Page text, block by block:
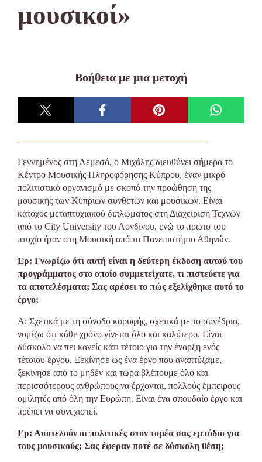
μουσικοί»
Βοήθεια με μια μετοχή
Γεννημένος στη Λεμεσό, ο Μιχάλης διευθύνει σήμερα το
Κέντρο Μουσικής Πληροφόρησης Κύπρου, έναν μικρό
πολιτιστικό οργανισμό με σκοπό την προώθηση της
μουσικής των Κύπριων συνθετών και μουσικών. Είναι
κάτοχος μεταπτυχιακού διπλώματος στη Διαχείριση Τεχνών
από το City University του Λονδίνου, ενώ το πρώτο του
πτυχίο ήταν στη Μουσική από το Πανεπιστήμιο Αθηνών.
Ερ: Γνωρίζω ότι αυτή είναι η δεύτερη έκδοση αυτού του
προγράμματος στο οποίο συμμετείχατε, τι πιστεύετε για
τα αποτελέσματα; Σας αρέσει το πώς εξελίχθηκε αυτό το
έργο;
Α: Σχετικά με τη σύνοδο κορυφής, σχετικά με το συνέδριο,
νομίζω ότι κάθε χρόνο γίνεται όλο και καλύτερο. Είναι
δύσκολο να πει κανείς κάτι τέτοιο για την έναρξη ενός
τέτοιου έργου. Ξεκίνησε ως ένα έργο που αναπτύξαμε,
ξεκίνησε από το μηδέν και τώρα βλέπουμε όλο και
περισσότερους ανθρώπους να έρχονται, πολλούς έμπειρους
ομιλητές από όλη την Ευρώπη. Είναι ένα σπουδαίο έργο και
πρέπει να συνεχιστεί.
Ερ: Αποτελούν οι πολιτικές στον τομέα σας εμπόδιο για
τους μουσικούς; Σας έφεραν ποτέ σε δύσκολη θέση;